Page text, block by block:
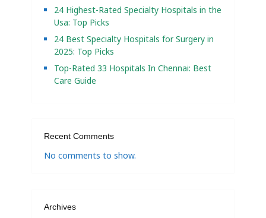
24 Highest-Rated Specialty Hospitals in the
Usa: Top Picks
24 Best Specialty Hospitals for Surgery in
2025: Top Picks
Top-Rated 33 Hospitals In Chennai: Best
Care Guide
Recent Comments
No comments to show.
Archives